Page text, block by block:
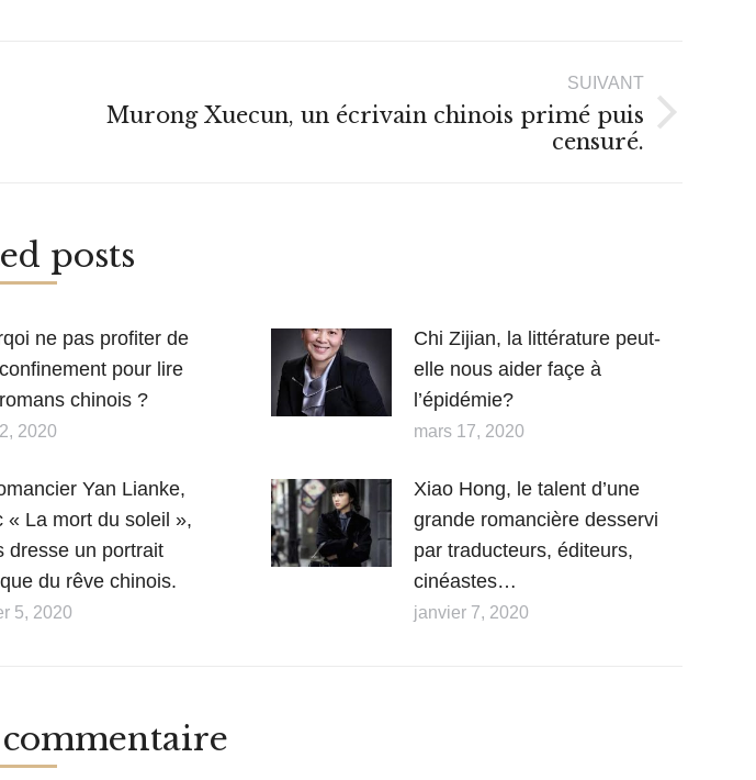
SUIVANT
ArticleMurong Xuecun, un écrivain chinois primé puis
censuré.
posts
ne pas profiter de
pour lire
chinois ?
2020
Chi Zijian, la littérature peut-
elle nous aider façe à
l’épidémie?
mars 17, 2020
Yan Lianke,
« La mort du soleil »,
dresse un portrait
du rêve chinois.
5, 2020
Xiao Hong, le talent d’une
grande romancière desservi
par traducteurs, éditeurs,
cinéastes…
janvier 7, 2020